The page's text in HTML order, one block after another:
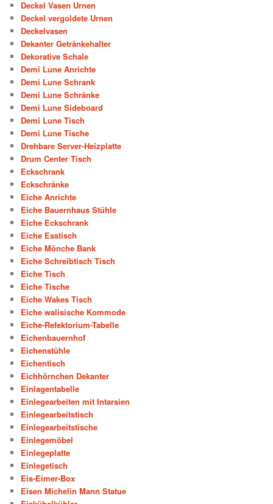
Deckel Vasen Urnen
Deckel vergoldete Urnen
Deckelvasen
Dekanter Getränkehalter
Dekorative Schale
Demi Lune Anrichte
Demi Lune Schrank
Demi Lune Schränke
Demi Lune Sideboard
Demi Lune Tisch
Demi Lune Tische
Drehbare Server-Heizplatte
Drum Center Tisch
Eckschrank
Eckschränke
Eiche Anrichte
Eiche Bauernhaus Stühle
Eiche Eckschrank
Eiche Esstisch
Eiche Mönche Bank
Eiche Schreibtisch Tisch
Eiche Tisch
Eiche Tische
Eiche Wakes Tisch
Eiche walisische Kommode
Eiche-Refektorium-Tabelle
Eichenbauernhof
Eichenstühle
Eichentisch
Eichhörnchen Dekanter
Einlagentabelle
Einlegearbeiten mit Intarsien
Einlegearbeitstisch
Einlegearbeitstische
Einlegemöbel
Einlegeplatte
Einlegetisch
Eis-Eimer-Box
Eisen Michelin Mann Statue